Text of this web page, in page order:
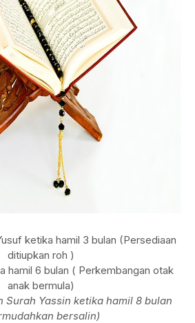
ketika hamil 3 bulan (Persediaan
ditiupkan roh )
hamil 6 bulan ( Perkembangan otak
anak bermula)
Surah Yassin ketika hamil 8 bulan
bersalin)